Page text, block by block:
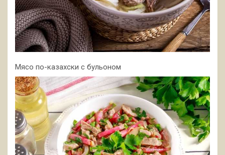
Мясо по-казахски с бульоном